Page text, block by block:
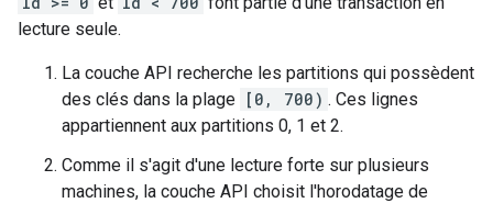
lecture seule.
La couche API recherche les partitions qui possèdent
des clés dans la plage [0, 700) . Ces lignes
appartiennent aux partitions 0, 1 et 2.
Comme il s'agit d'une lecture forte sur plusieurs
machines, la couche API choisit l'horodatage de